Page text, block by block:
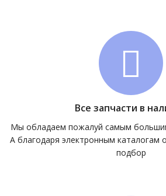
Все запчасти в
Мы обладаем пожалуй самым
А благодаря электронным каталогам
подбор